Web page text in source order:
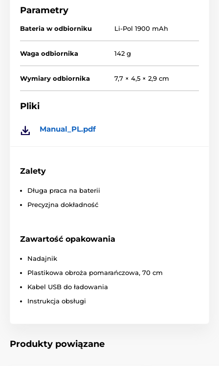
Parametry
Bateria w odbiorniku Li-Pol 1900 mAh
Waga odbiornika 142 g
Wymiary odbiornika 7,7 × 4,5 × 2,9 cm
Pliki
Manual_PL.pdf
Zalety
Długa praca na baterii
Precyzjna dokładność
Zawartość opakowania
Nadajnik
Plastikowa obroża pomarańczowa, 70 cm
Kabel USB do ładowania
Instrukcja obsługi
Produkty powiązane